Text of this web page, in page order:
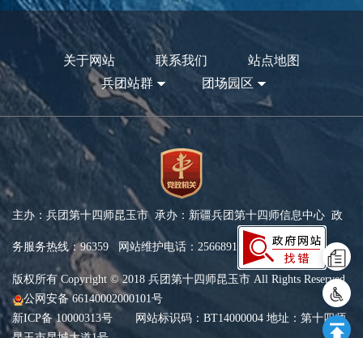
关于网站 联系我们
站点地图
兵团站群
团场园区
主办：兵团第十四师昆玉市 承办：新疆兵团第十四师信息中心 政
务服务热线：96359 网站维护电话：2566891
版权所有 Copyright © 2018 兵团第十四师昆玉市 All Rights Reserved
公网安备 66140002000101号
新ICP备 10000313号 网站标识码：BT14000004 地址：第十四师